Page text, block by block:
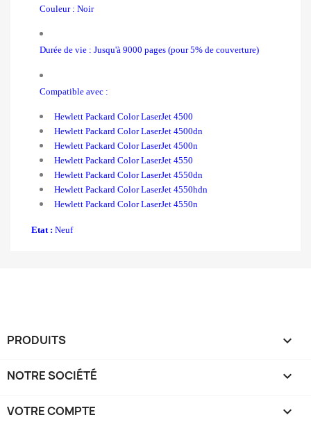
Couleur : Noir
Durée de vie : Jusqu'à 9000 pages (pour 5% de couverture)
Compatible avec :
Hewlett Packard Color LaserJet 4500
Hewlett Packard ColorLaserJet 4500dn
Hewlett Packard ColorLaserJet 4500n
Hewlett Packard ColorLaserJet 4550
Hewlett Packard ColorLaserJet 4550dn
Hewlett Packard ColorLaserJet 4550hdn
Hewlett Packard Color LaserJet 4550n
Etat : Neuf
PRODUITS 
NOTRE SOCIÉTÉ 
VOTRE COMPTE 